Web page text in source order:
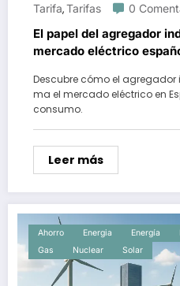
Tarifa,Tarifas 0
El papel del agregador
mercado eléctrico
Descubre cómo el
ma el mercado eléctrico en
consumo.
Leer más
Ahorro Energia Energía
Gas
Nuclear Solar